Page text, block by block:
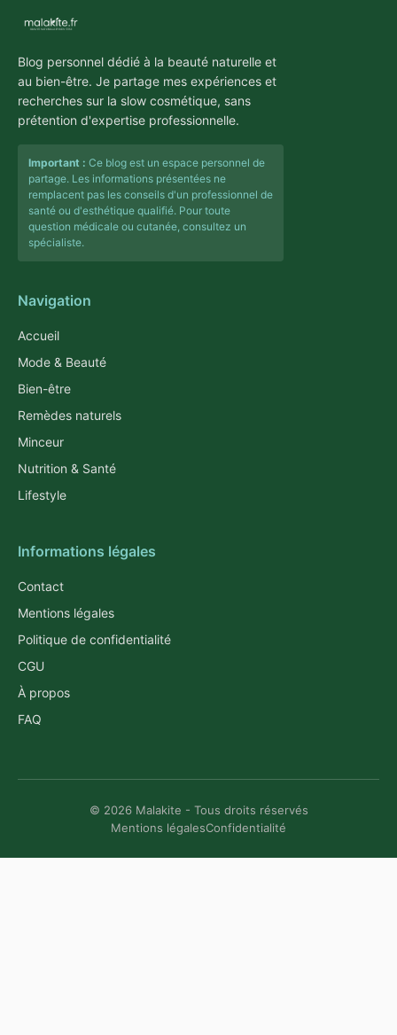
Blog personnel dédié à la beauté naturelle et
au bien-être. Je partage mes expériences et
recherches sur la slow cosmétique, sans
prétention d'expertise professionnelle.
Important : Ce blog est un espace personnel de
partage. Les informations présentées ne
remplacent pas les conseils d'un professionnel de
santé ou d'esthétique qualifié. Pour toute
question médicale ou cutanée, consultez un
spécialiste.
Navigation
Accueil
Mode & Beauté
Bien-être
Remèdes naturels
Minceur
Nutrition & Santé
Lifestyle
Informations légales
Contact
Mentions légales
Politique de confidentialité
CGU
À propos
FAQ
© 2026 Malakite - Tous droits réservés
Mentions légalesConfidentialité